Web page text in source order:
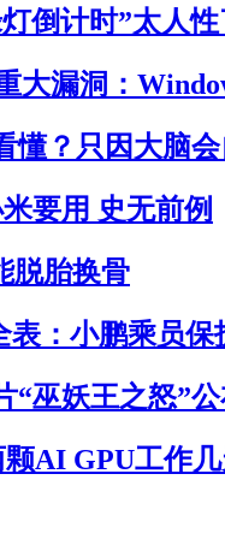
倒计时”太人性
大漏洞：
懂？只因大脑
要用 史无前例
脱胎换骨
表：小鹏乘员
“巫妖王之怒”
AI GPU工作